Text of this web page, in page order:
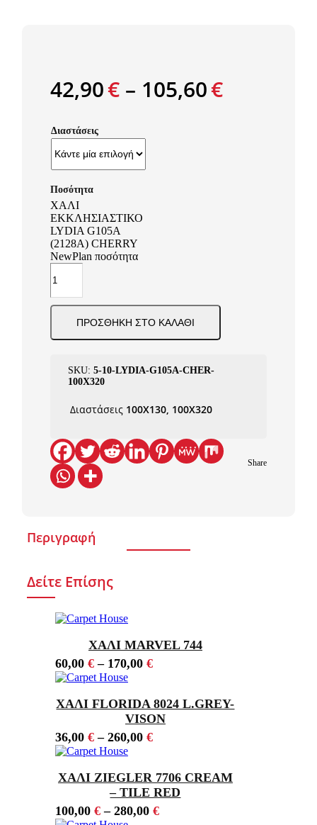
42,90€– 105,60€
Διαστάσεις
ΧΑΛΙ
ΕΚΚΛΗΣΙΑΣΤΙΚΟ
LYDIA G105A
(2128A) CHERRY
NewPlan ποσότητα
ΠΡΟΣΘΉΚΗ ΣΤΟ ΚΑΛΆΘΙ
SKU: 5-10-LYDIΑ-G105A-CHER-
100X320
Διαστάσεις 100X130, 100X320
Share
Περιγραφή
Δείτε Επίσης
ΧΑΛΙ MARVEL 744
60,00 €– 170,00 €
ΧΑΛΙ FLORIDA 8024 L.GREY-
VISON
36,00 €– 260,00 €
ΧΑΛΙ ZIEGLER 7706 CREAM
– TILE RED
100,00 €– 280,00 €